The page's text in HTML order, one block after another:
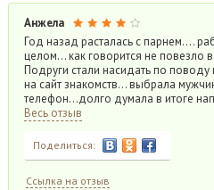
Анжела
Год назад расталась с парнем….
целом… как говорится не повезло
Подруги стали насидать по
на сайт знакомств… выбрала
телефон…долго думала в итоге
Весь отзыв
Поделиться:
Ссылка на отзыв